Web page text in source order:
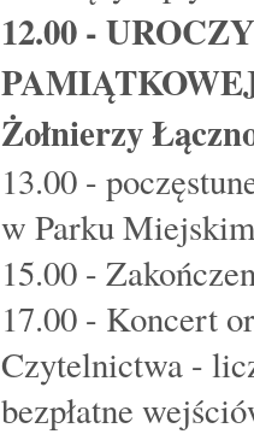
12.00 -
Żołnierzy
13.00 -
w Parku
15.00 -
17.00 - Koncert
Czytelnictwa -
bezpłatne